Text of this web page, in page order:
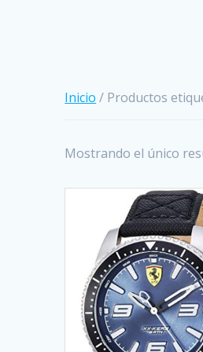
Inicio / Productos
Mostrando el único